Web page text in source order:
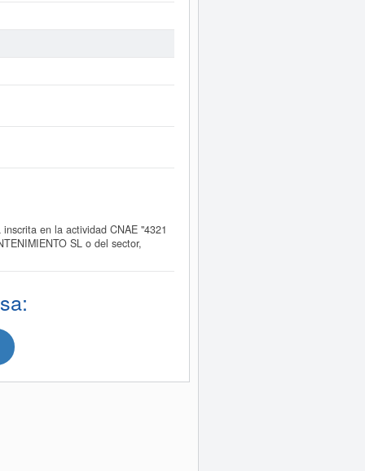
en la actividad CNAE "4321
SL o del sector,